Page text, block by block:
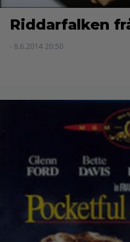
Riddarfalken
- 8.6.2014 20:50